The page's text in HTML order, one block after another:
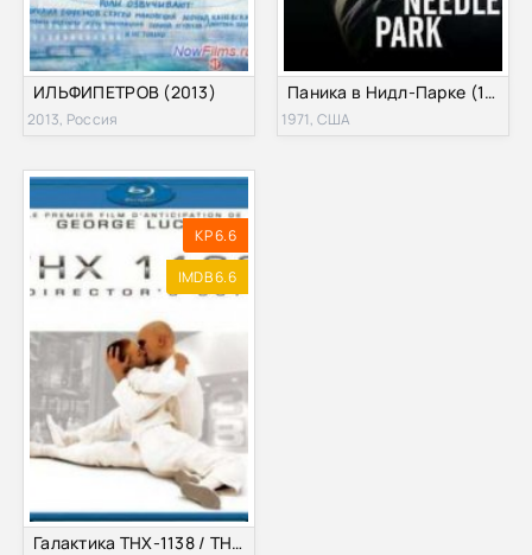
ИЛЬФИПЕТРОВ (2013)
2013, Россия
Паника в Нидл-Парке (1971)
1971, США
KP 6.6
IMDB 6.6
Галактика ТНХ-1138 / THX 1138 [Director's Cut] (1971)